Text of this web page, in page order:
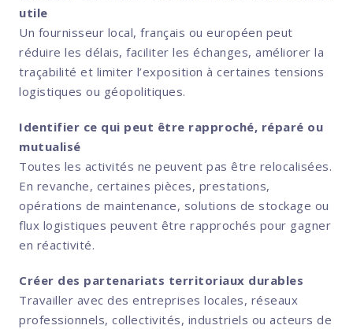
utile
Un fournisseur local, français ou européen peut
réduire les délais, faciliter les échanges, améliorer la
traçabilité et limiter l’exposition à certaines tensions
logistiques ou géopolitiques.
Identifier ce qui peut être rapproché, réparé ou
mutualisé
Toutes les activités ne peuvent pas être relocalisées.
En revanche, certaines pièces, prestations,
opérations de maintenance, solutions de stockage ou
flux logistiques peuvent être rapprochés pour gagner
en réactivité.
Créer des partenariats territoriaux durables
Travailler avec des entreprises locales, réseaux
professionnels, collectivités, industriels ou acteurs de